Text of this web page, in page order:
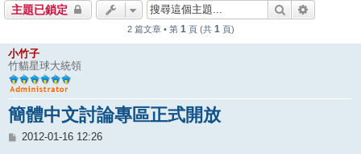
主題已鎖定 搜尋
2 篇文章 • 第 1 頁 (共 1 頁)
小竹子
竹貓星球大統領
簡體中文討論專區正式開放
文
2012-01-16 12:26